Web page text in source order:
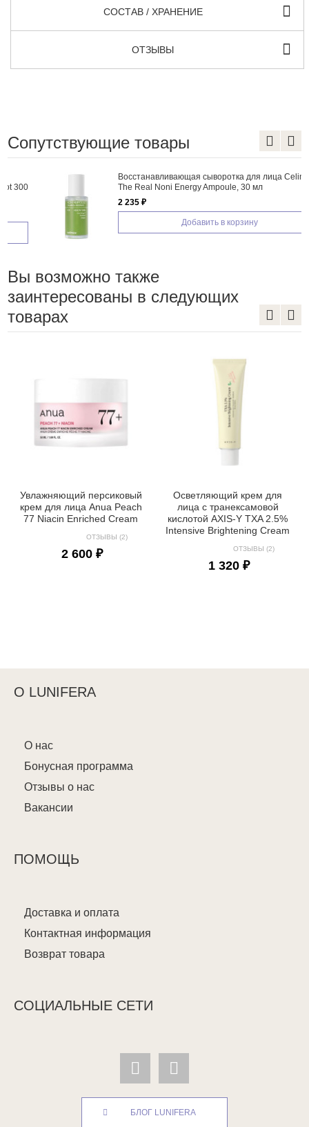
СОСТАВ / ХРАНЕНИЕ
ОТЗЫВЫ
Сопутствующие товары
Восстанавливающая сыворотка для лица Celimax
The Real Noni Energy Ampoule, 30 мл
2 235 ₽
Добавить в корзину
Вы возможно также
заинтересованы в следующих
товарах
Увлажняющий персиковый
крем для лица Anua Peach
77 Niacin Enriched Cream
ОТЗЫВЫ (2)
2 600 ₽
Осветляющий крем для
лица с транексамовой
кислотой AXIS-Y TXA 2.5%
Intensive Brightening Cream
ОТЗЫВЫ (2)
1 320 ₽
О LUNIFERA
О нас
Бонусная программа
Отзывы о нас
Вакансии
ПОМОЩЬ
Доставка и оплата
Контактная информация
Возврат товара
СОЦИАЛЬНЫЕ СЕТИ
БЛОГ LUNIFERA